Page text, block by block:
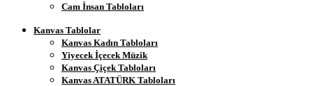
Cam İnsan Tabloları
Kanvas Tablolar
Kanvas Kadın Tabloları
Yiyecek İçecek Müzik
Kanvas Çiçek Tabloları
Kanvas ATATÜRK Tabloları